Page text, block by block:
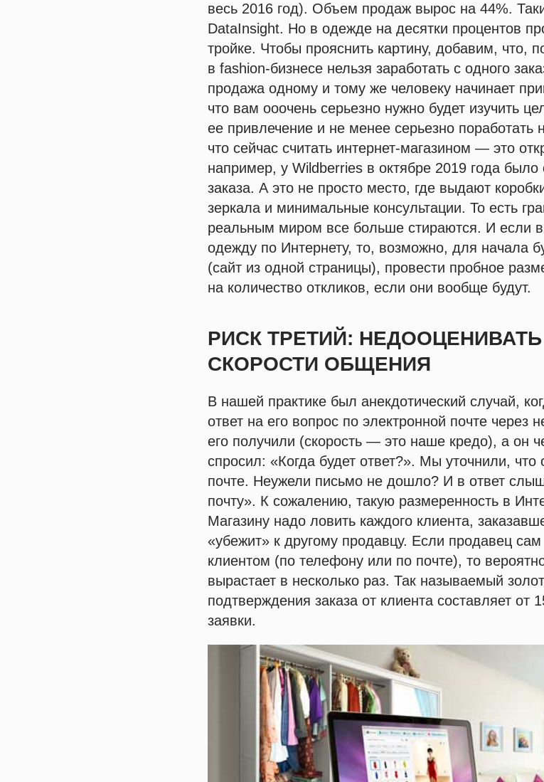
весь 2016 год). Объем продаж вырос на 44%.
DataInsight. Но в одежде на десятки процентов
тройке. Чтобы прояснить картину, добавим, что,
в fashion-бизнесе нельзя заработать с одного
продажа одному и тому же человеку начинает
что вам ооочень серьезно нужно будет изучить
ее привлечение и не менее серьезно
что сейчас считать интернет-магазином — это
например, у Wildberries в октябре 2019 года было
заказа. А это не просто место, где выдают
зеркала и минимальные консультации. То есть
реальным миром все больше стираются. И если
одежду по Интернету, то, возможно, для начала
(сайт из одной страницы), провести пробное
на количество откликов, если они вообще будут.
РИСК ТРЕТИЙ:
СКОРОСТИ ОБЩЕНИЯ
В нашей практике был анекдотический случай,
ответ на его вопрос по электронной почте через
его получили (скорость — это наше кредо), а он
спросил: «Когда будет ответ?». Мы уточнили, что
почте. Неужели письмо не дошло? И в ответ
почту». К сожалению, такую размеренность в
Магазину надо ловить каждого клиента,
«убежит» к другому продавцу. Если продавец
клиентом (по телефону или по почте), то
вырастает в несколько раз. Так называемый
подтверждения заказа от клиента составляет от
заявки.